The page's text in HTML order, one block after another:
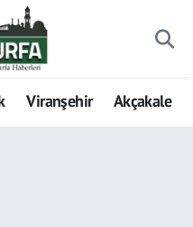
Viranşehir Akçakale